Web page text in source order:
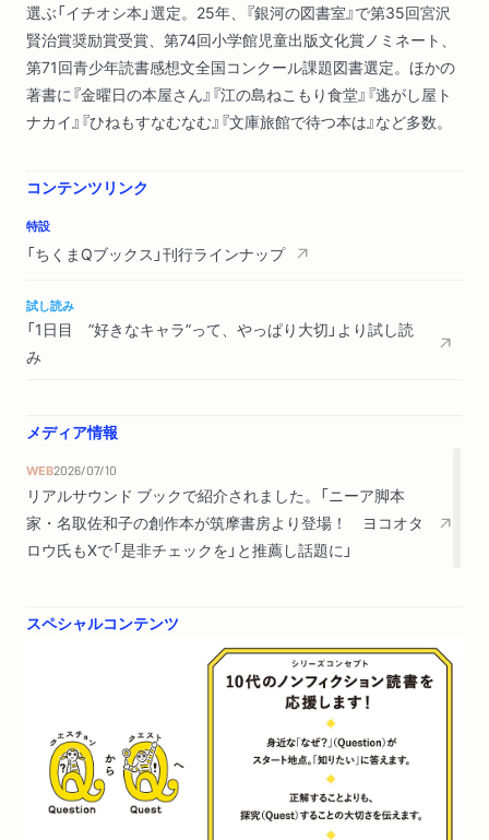
選ぶ「イチオシ本」選定。25年、『銀河の図書室』で第35回宮沢
賢治賞奨励賞受賞、第74回小学館児童出版文化賞ノミネート、
第71回青少年読書感想文全国コンクール課題図書選定。ほかの
著書に『金曜日の本屋さん』『江の島ねこもり食堂』『逃がし屋ト
ナカイ』『ひねもすなむなむ』『文庫旅館で待つ本は』など多数。
コンテンツリンク
特設
「ちくまQブックス」刊行ラインナップ
試し読み
「1日目 ”好きなキャラ”って、やっぱり大切」より試し読
み
メディア情報
WEB2026/07/10
リアルサウンド ブックで紹介されました。「ニーア脚本
家・名取佐和子の創作本が筑摩書房より登場！ ヨコオタ
ロウ氏もXで「是非チェックを」と推薦し話題に」
スペシャルコンテンツ